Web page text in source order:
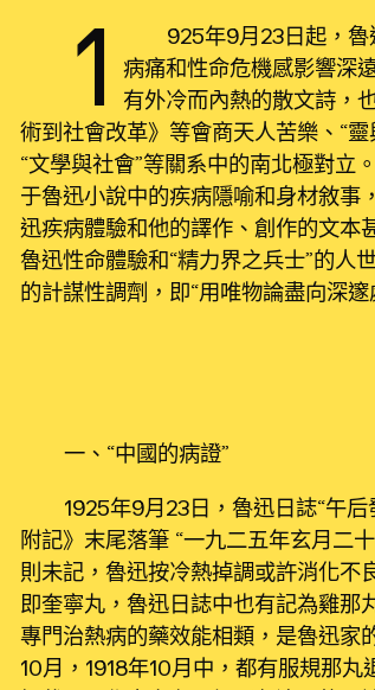
1
925年9月23日起，
病痛和性命危機感影響深
有外冷而內熱的散文詩，
術到社會改革》等會商天人苦樂、“靈
“文學與社會”等關系中的南北極對立
于魯迅小說中的疾病隱喻和身材敘事
迅疾病體驗和他的譯作、創作的文本
魯迅性命體驗和“精力界之兵士”的人
的計謀性調劑，即“用唯物論盡向深
一、“中國的病證”
1925年9月23日，魯迅日誌“午
附記》末尾落筆 “一九二五年玄月二
則未記，魯迅按冷熱掉調或許消化不
即奎寧丸，魯迅日誌中也有記為雞那
專門治熱病的藥效能相類，是魯迅家
10月，1918年10月中，都有服規那